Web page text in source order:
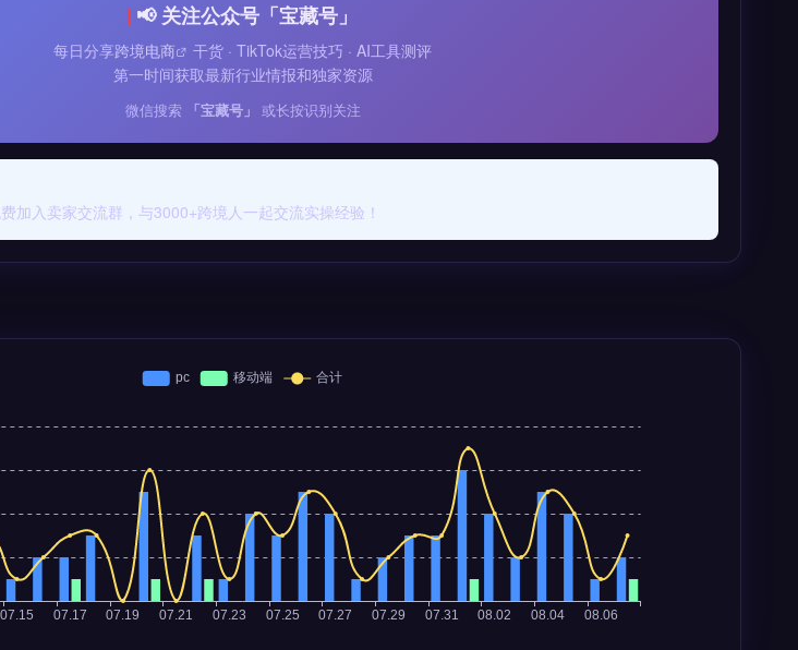
📢 关注公众号「宝藏号」
每日分享跨境电商
干货 · TikTok运营技巧 · AI工具测评
第一时间获取最新行业情报和独家资源
微信搜索 「宝藏号」 或长按识别关注
加入卖家交流群，与3000+跨境人一起交流实操经验！